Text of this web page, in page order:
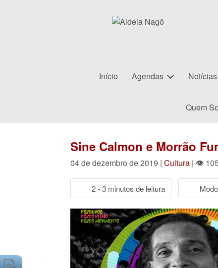
Início Agendas Notícias
Quem
Sine Calmon e Morrão
04 de dezembro de 2019 | Cultura | 👁
2 - 3 minutos de leitura